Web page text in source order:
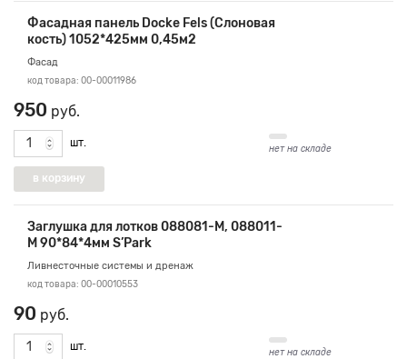
Фасадная панель Docke Fels (Слоновая
кость) 1052*425мм 0,45м2
Фасад
код товара: 00-00011986
950 руб.
шт. нет на складе
Заглушка для лотков 088081-M, 088011-
M 90*84*4мм S’Park
Ливнесточные системы и дренаж
код товара: 00-00010553
90 руб.
шт. нет на складе